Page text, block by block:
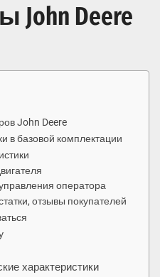
Deere
John Deere
в базовой комплектации
оператора
отзывы покупателей
характеристики